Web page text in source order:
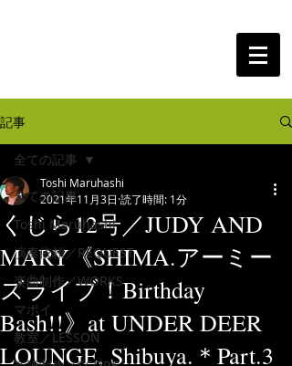
記事
全ての記事
Toshi Maruhashi
演奏依頼／REQUEST
楽曲制作／WORKS
マポイ
教室／LESSON
全ての記事
くじら12号／JUDY AND
MARY《SHIMA.アーミー
ズライブ！Birthday
Bash!!》at UNDER DEER
LOUNGE, Shibuya.＊Part.3
Toshi Maruhashi
2021年11月3日 読了時間: 1分